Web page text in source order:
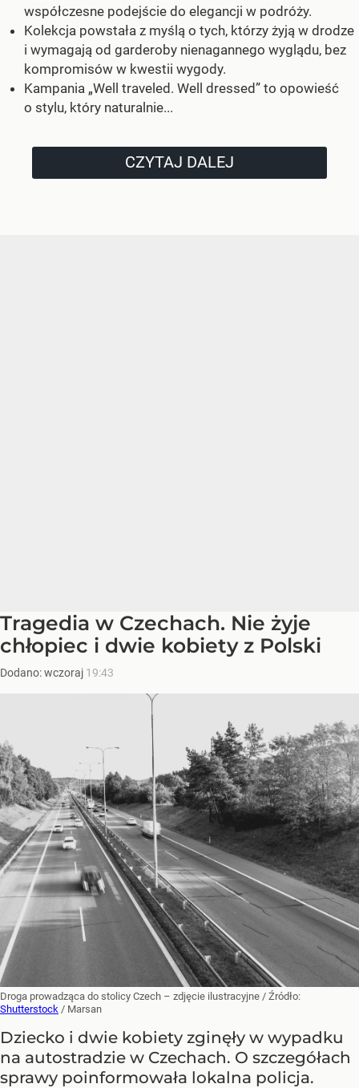
współczesne podejście do elegancji w podróży.
Kolekcja powstała z myślą o tych, którzy żyją w drodze
i wymagają od garderoby nienagannego wyglądu, bez
kompromisów w kwestii wygody.
Kampania „Well traveled. Well dressed” to opowieść
o stylu, który naturalnie...
CZYTAJ DALEJ
Tragedia w Czechach. Nie żyje
chłopiec i dwie kobiety z Polski
Dodano:wczoraj 19:43
Droga prowadząca do stolicy Czech – zdjęcie ilustracyjne / Źródło:
Shutterstock / Marsan
Dziecko i dwie kobiety zginęły w wypadku
na autostradzie w Czechach. O szczegółach
sprawy poinformowała lokalna policja.